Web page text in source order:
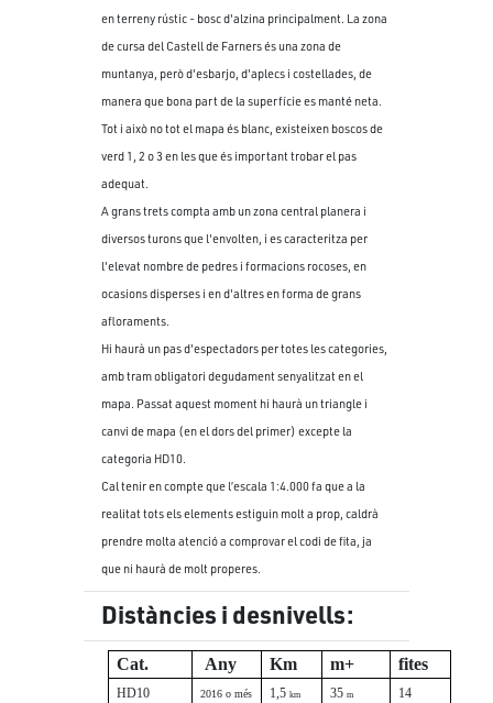
en terreny rústic - bosc d'alzina principalment. La zona
de cursa del Castell de Farners és una zona de
muntanya, però d'esbarjo, d'aplecs i costellades, de
manera que bona part de la superfície es manté neta.
Tot i això no tot el mapa és blanc, existeixen boscos de
verd 1, 2 o 3 en les que és important trobar el pas
adequat.
A grans trets compta amb un zona central planera i
diversos turons que l'envolten, i es caracteritza per
l'elevat nombre de pedres i formacions rocoses, en
ocasions disperses i en d'altres en forma de grans
afloraments.
Hi haurà un pas d'espectadors per totes les categories,
amb tram obligatori degudament senyalitzat en el
mapa. Passat aquest moment hi haurà un triangle i
canvi de mapa (en el dors del primer) excepte la
categoria HD10.
Cal tenir en compte que l’escala 1:4.000 fa que a la
realitat tots els elements estiguin molt a prop, caldrà
prendre molta atenció a comprovar el codi de fita, ja
que ni haurà de molt properes.
Distàncies i desnivells:
Cat. Any Km m+ fites
HD10 2016 o més 1,5km 35m
14